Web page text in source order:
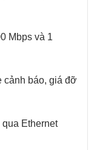
Mbps và 1
cảnh báo, giá đỡ
Ethernet